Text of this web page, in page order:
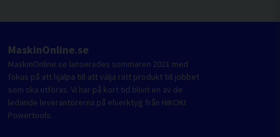
MaskinOnline.se
MaskinOnline.se lanserades sommaren 2021 med
fokus på att hjälpa till att välja rätt produkt till jobbet
som ska utföras. Vi har på kort tid blivit en av de
ledande leverantörerna på elverktyg från HiKOKI
Powertools.